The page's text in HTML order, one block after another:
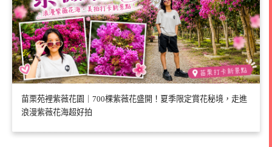
苗栗苑裡紫薇花園｜700棵紫薇花盛開！夏季限定賞花秘境，走進
浪漫紫薇花海超好拍